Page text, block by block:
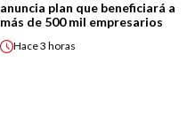
anuncia plan que beneficiará a
más de 500 mil empresarios
Hace3 horas